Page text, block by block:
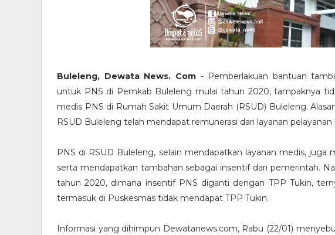
Buleleng, Dewata News. Com- Pemberlakuan bantuan
untuk PNS di Pemkab Buleleng mulai tahun 2020, tampaknya
medis PNS di Rumah Sakit Umum Daerah (RSUD) Buleleng.
RSUD Buleleng telah mendapat remunerasi dari layanan pelayanan
PNS di RSUD Buleleng, selain mendapatkan layanan medis, juga
serta mendapatkan tambahan sebagai insentif dari pemerintah.
tahun 2020, dimana insentif PNS diganti dengan TPP Tukin,
termasuk di Puskesmas tidak mendapat TPP Tukin.
Informasi yang dihimpun Dewatanews.com, Rabu (22/01)